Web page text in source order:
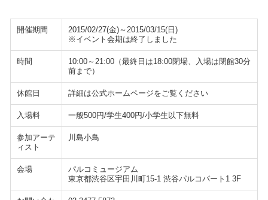
開催期間
2015/02/27(金)～2015/03/15(日)
※イベント会期は終了しました
時間
10:00～21:00（最終日は18:00閉場、入場は閉館30分
前まで）
休館日 詳細は公式ホームページをご覧ください
入場料 一般500円/学生400円/小学生以下無料
参加アーテ
ィスト
川島小鳥
会場
パルコミュージアム
東京都渋谷区宇田川町15-1 渋谷パルコパート1 3F